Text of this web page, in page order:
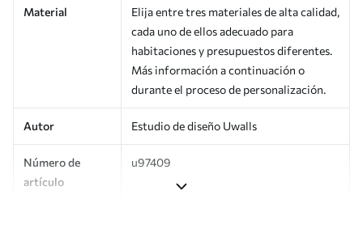
Material
Elija entre tres materiales de alta calidad,
cada uno de ellos adecuado para
habitaciones y presupuestos diferentes.
Más información a continuación o
durante el proceso de personalización.
Autor Estudio de diseño Uwalls
Número de
artículo
u97409